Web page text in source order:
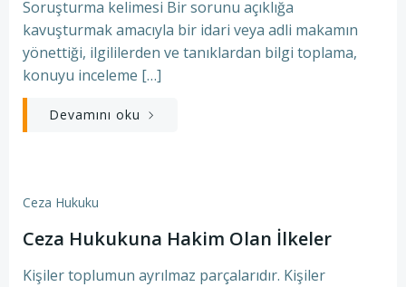
Soruşturma kelimesi Bir sorunu açıklığa
kavuşturmak amacıyla bir idari veya adli makamın
yönettiği, ilgililerden ve tanıklardan bilgi toplama,
konuyu inceleme […]
Devamını oku
Ceza Hukuku
Ceza Hukukuna Hakim Olan İlkeler
Kişiler toplumun ayrılmaz parçalarıdır. Kişiler